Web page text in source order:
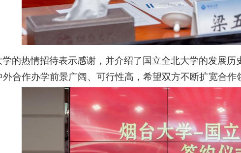
的热情招待表示感谢，并介绍了国立全北大学的发展
合作办学前景广阔、可行性高，希望双方不断扩宽合作